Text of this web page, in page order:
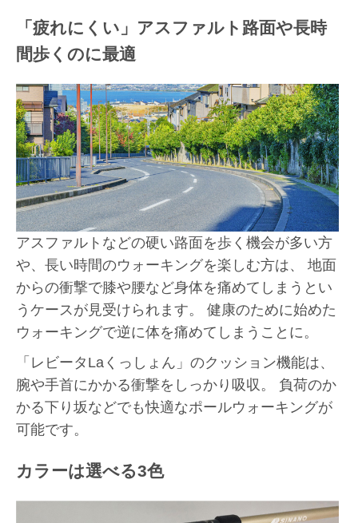
「疲れにくい」アスファルト路面や長時
間歩くのに最適
アスファルトなどの硬い路面を歩く機会が多い方
や、長い時間のウォーキングを楽しむ方は、 地面
からの衝撃で膝や腰など身体を痛めてしまうとい
うケースが見受けられます。 健康のために始めた
ウォーキングで逆に体を痛めてしまうことに。
「レビータLaくっしょん」のクッション機能は、
腕や手首にかかる衝撃をしっかり吸収。 負荷のか
かる下り坂などでも快適なポールウォーキングが
可能です。
カラーは選べる3色